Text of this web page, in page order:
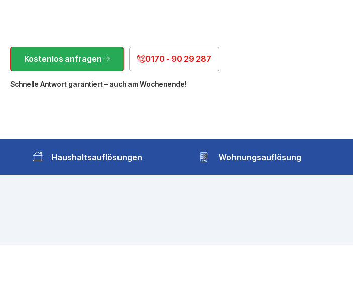
Kostenlos anfragen 0170 - 90 29 287
Schnelle Antwort garantiert – auch am Wochenende!
Haushaltsauflösungen Wohnungsauflösung